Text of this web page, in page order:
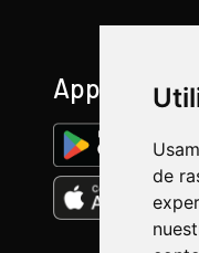
de
App